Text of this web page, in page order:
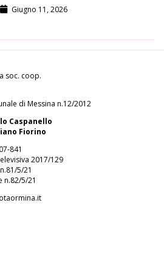
Giugno 11, 2026
soc. coop.
di Messina n.12/2012
Caspanello
Fiorino
841
2017/129
5/21
n.82/5/21